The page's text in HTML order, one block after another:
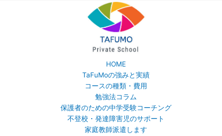
HOME
TaFuMoの強みと実績
コースの種類・費用
勉強法コラム
保護者のための中学受験コーチング
不登校・発達障害児のサポート
家庭教師派遣します